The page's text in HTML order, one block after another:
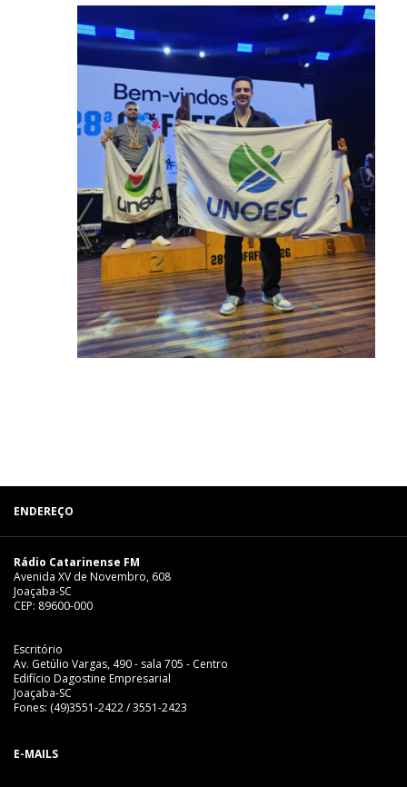
ENDEREÇO
Rádio Catarinense FM
Avenida XV de Novembro, 608
Joaçaba-SC
CEP: 89600-000
Escritório
Av. Getúlio Vargas, 490 - sala 705 - Centro
Edifício Dagostine Empresarial
Joaçaba-SC
Fones: (49)3551-2422 / 3551-2423
E-MAILS